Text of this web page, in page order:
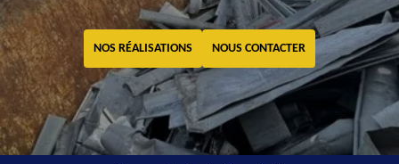
NOS RÉALISATIONS NOUS CONTACTER